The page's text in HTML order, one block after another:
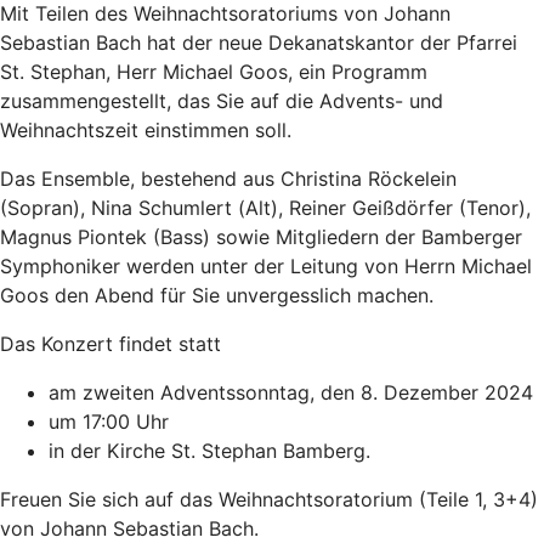
Mit Teilen des Weihnachtsoratoriums von Johann
Sebastian Bach hat der neue Dekanatskantor der Pfarrei
St. Stephan, Herr Michael Goos, ein Programm
zusammengestellt, das Sie auf die Advents- und
Weihnachtszeit einstimmen soll.
Das Ensemble, bestehend aus Christina Röckelein
(Sopran), Nina Schumlert (Alt), Reiner Geißdörfer (Tenor),
Magnus Piontek (Bass) sowie Mitgliedern der Bamberger
Symphoniker werden unter der Leitung von Herrn Michael
Goos den Abend für Sie unvergesslich machen.
Das Konzert findet statt
am zweiten Adventssonntag, den 8. Dezember 2024
um 17:00 Uhr
in der Kirche St. Stephan Bamberg.
Freuen Sie sich auf das Weihnachtsoratorium (Teile 1, 3+4)
von Johann Sebastian Bach.